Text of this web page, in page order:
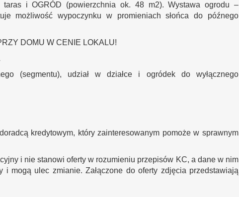
i OGRÓD (powierzchnia ok. 48 m2). Wystawa ogrodu –
możliwość wypoczynku w promieniach słońca do późnego
DOMU W CENIE LOKALU!
(segmentu), udział w działce i ogródek do wyłącznego
kredytowym, który zainteresowanym pomoże w sprawnym
i nie stanowi oferty w rozumieniu przepisów KC, a dane w nim
i mogą ulec zmianie. Załączone do oferty zdjęcia przedstawiają